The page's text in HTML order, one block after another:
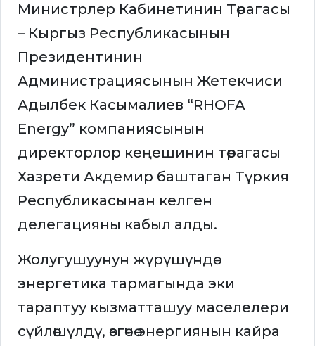
Министрлер Кабинетинин Төрагасы
– Кыргыз Республикасынын
Президентинин
Администрациясынын Жетекчиси
Адылбек Касымалиев “RHOFA
Energy” компаниясынын
директорлор кеңешинин төрагасы
Хазрети Акдемир баштаган Түркия
Республикасынан келген
делегацияны кабыл алды.
Жолугушуунун жүрүшүндө
энергетика тармагында эки
тараптуу кызматташуу маселелери
сүйлөшүлдү, өзгөчө энергиянын кайра